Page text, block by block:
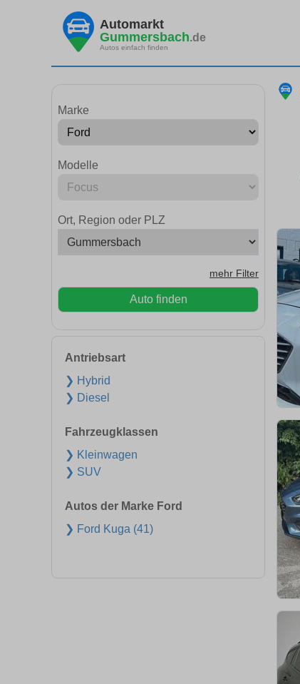
Automarkt
Gummersbach.de
Autos einfach finden
Marke
Modelle
Ort, Region oder PLZ
mehr Filter
Auto finden
Antriebsart
❯ Hybrid
❯ Diesel
Fahrzeugklassen
❯ Kleinwagen
❯ SUV
Autos der Marke Ford
❯ Ford Kuga (41)